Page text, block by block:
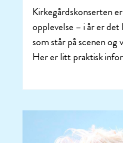
Kirkegårdskonserten
opplevelse – i år er det
som står på scenen og
Her er litt praktisk